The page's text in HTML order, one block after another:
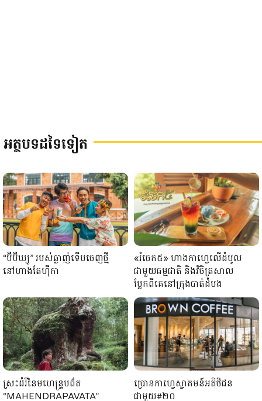
អត្ថបទដទៃទៀត
“ប៊ីប៊ីឃ្យូ” របស់ឆ្ងាញ់ទើបចេញថ្មី
នៅហាងតែហ៊ីកា
«រំចេក៥» ហាងកាហ្វេលើដំបូល
ជាមួយធម្មជាតិ និងវិចិត្រសាល
ប្លែកពីគេនៅក្រុងបាត់ដំបង
ស្រះដំរីនៃមហេន្រ្ទបព៌ត
“MAHENDRAPAVATA”
ប្រោនកាហ្វេស្វាគមន៍អតិថិជន
ជាមួយ​#២០